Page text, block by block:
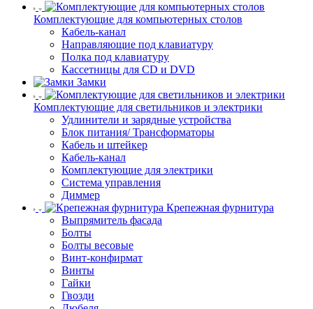
Комплектующие для компьютерных столов
Кабель-канал
Направляющие под клавиатуру
Полка под клавиатуру
Кассетницы для CD и DVD
Замки
Комплектующие для светильников и электрики
Удлинители и зарядные устройства
Блок питания/ Трансформаторы
Кабель и штейкер
Кабель-канал
Комплектующие для электрики
Система управления
Диммер
Крепежная фурнитура
Выпрямитель фасада
Болты
Болты весовые
Винт-конфирмат
Винты
Гайки
Гвозди